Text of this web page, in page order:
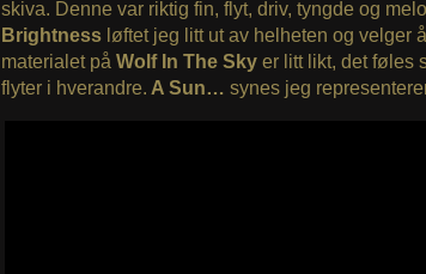
skiva. Denne var riktig fin, flyt, driv, tyngde og
Brightnessløftet jeg litt ut av helheten og velger
materialet på Wolf In The Skyer litt likt, det føles
flyter i hverandre. A Sun… synes jeg